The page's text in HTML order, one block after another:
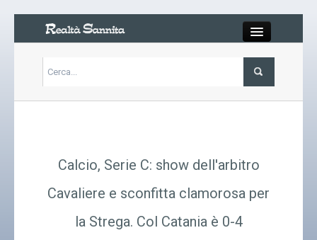
Carrello
Calcio, Serie C: show dell'arbitro
Cavaliere e sconfitta clamorosa per
la Strega. Col Catania è 0-4